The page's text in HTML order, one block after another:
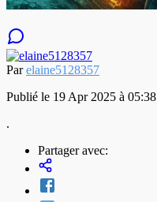
Parelaine5128357
Publié le 19 Apr 2025 à 05:38
.
Partager avec: